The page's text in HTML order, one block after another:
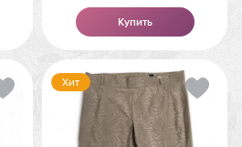
Купить
Хит